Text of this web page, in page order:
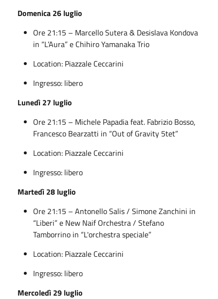
Domenica 26 luglio
Ore 21:15 – Marcello Sutera & Desislava Kondova
in “L’Aura” e Chihiro Yamanaka Trio
Location: Piazzale Ceccarini
Ingresso: libero
Lunedì 27 luglio
Ore 21:15 – Michele Papadia feat. Fabrizio Bosso,
Francesco Bearzatti in “Out of Gravity 5tet”
Location: Piazzale Ceccarini
Ingresso: libero
Martedì 28 luglio
Ore 21:15 – Antonello Salis / Simone Zanchini in
“Liberi” e New Naif Orchestra / Stefano
Tamborrino in “L'orchestra speciale”
Location: Piazzale Ceccarini
Ingresso: libero
Mercoledì 29 luglio